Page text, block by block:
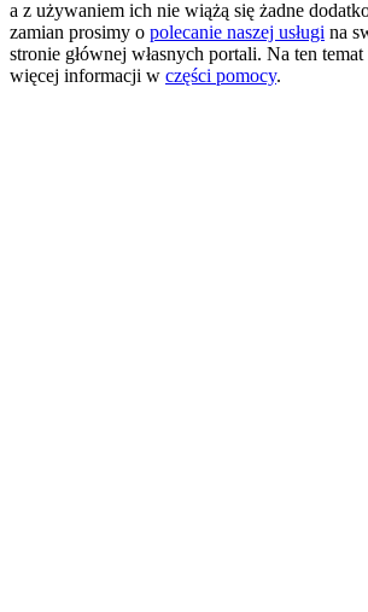
a z używaniem ich nie wiążą się żadne
zamian prosimy o polecanie naszej usługi na
stronie głównej własnych portali. Na ten
więcej informacji w części pomocy.